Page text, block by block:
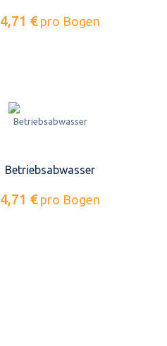
4,71 € pro Bogen
Betriebsabwasser
4,71 € pro Bogen